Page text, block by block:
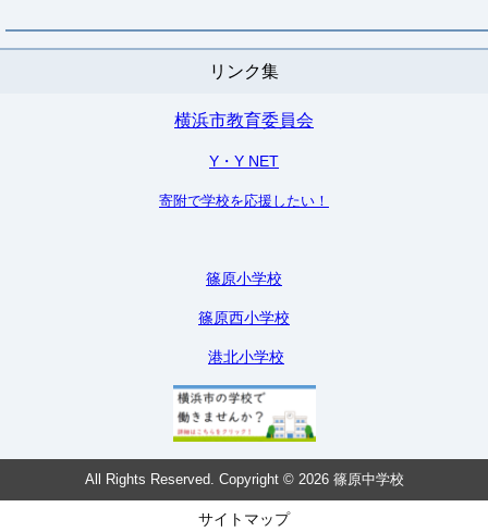
リンク集
横浜市教育委員会
Y・Y NET
寄附で学校を応援したい！
篠原小学校
篠原西小学校
港北小学校
All Rights Reserved. Copyright © 2026 篠原中学校
サイトマップ